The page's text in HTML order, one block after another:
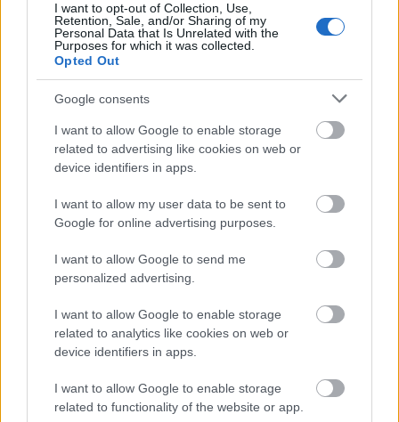
I want to opt-out of Collection, Use,
Retention, Sale, and/or Sharing of my
Personal Data that Is Unrelated with the
Purposes for which it was collected.
Opted Out
Google consents
I want to allow Google to enable storage
related to advertising like cookies on web or
device identifiers in apps.
I want to allow my user data to be sent to
Google for online advertising purposes.
I want to allow Google to send me
personalized advertising.
I want to allow Google to enable storage
related to analytics like cookies on web or
device identifiers in apps.
I want to allow Google to enable storage
related to functionality of the website or app.
sorpresas en este inicio de
temporada.
Kike García (Eibar, 4.740.000, 36 puntos)
El delantero del Eibar está siendo una de las revelaciones
de la temporada en Comunio. Ha visto puerta en dos de los
pero en el resto no ha puntuado nada mal con una media de
5,3 puntos por encuentro.
Estadísticamente está aportando mucho a su equipo en
diversas facetas del juego. Es el quinto mejor jugador de
tercero en faltas recibidas (13). Ahora mismo, un delantero
muy fiable que puntúa bien incluso cuando no marca.
Marco Asensio (Real Madrid, 7.680.000, 12 puntos)